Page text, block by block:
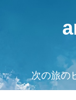
次の旅の